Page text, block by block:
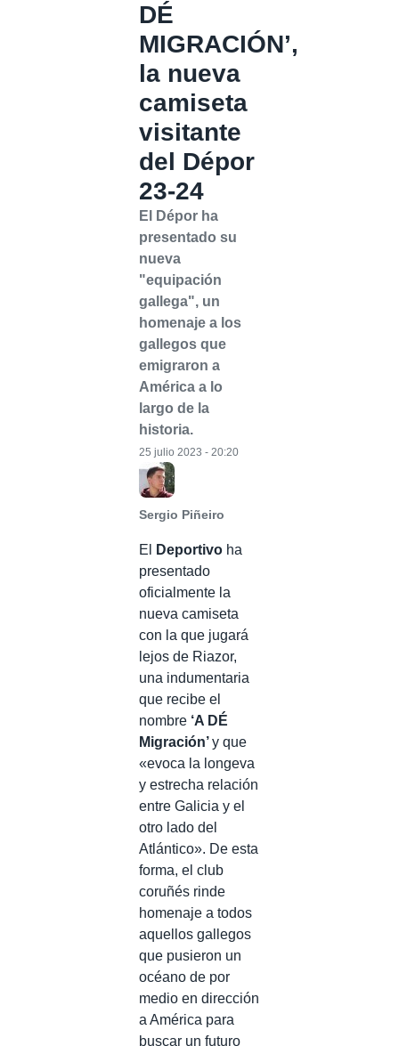
DÉ
MIGRACIÓN’,
la nueva
camiseta
visitante
del Dépor
23-24
El Dépor ha
presentado su
nueva
"equipación
gallega", un
homenaje a los
gallegos que
emigraron a
América a lo
largo de la
historia.
Sergio Piñeiro
25 julio 2023 - 20:20
El Deportivo ha
presentado
oficialmente la
nueva camiseta
con la que jugará
lejos de Riazor,
una indumentaria
que recibe el
nombre ‘A DÉ
Migración’y que
«evoca la longeva
y estrecha relación
entre Galicia y el
otro lado del
Atlántico». De esta
forma, el club
coruñés rinde
homenaje a todos
aquellos gallegos
que pusieron un
océano de por
medio en dirección
a América para
buscar un futuro